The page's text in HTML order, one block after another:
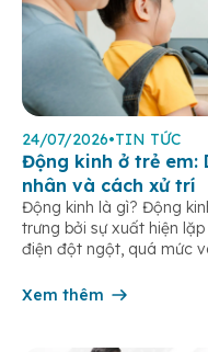
24/07/2026•TIN TỨC
Động kinh ở trẻ em:
nhân và cách xử trí
Động kinh là gì? Động
trưng bởi sự xuất hiện
điện đột ngột, quá mức
Xem thêm